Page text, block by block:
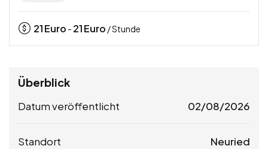
21Euro - 21Euro / Stunde
Überblick
Datum veröffentlicht 02/08/2026
Standort Neuried